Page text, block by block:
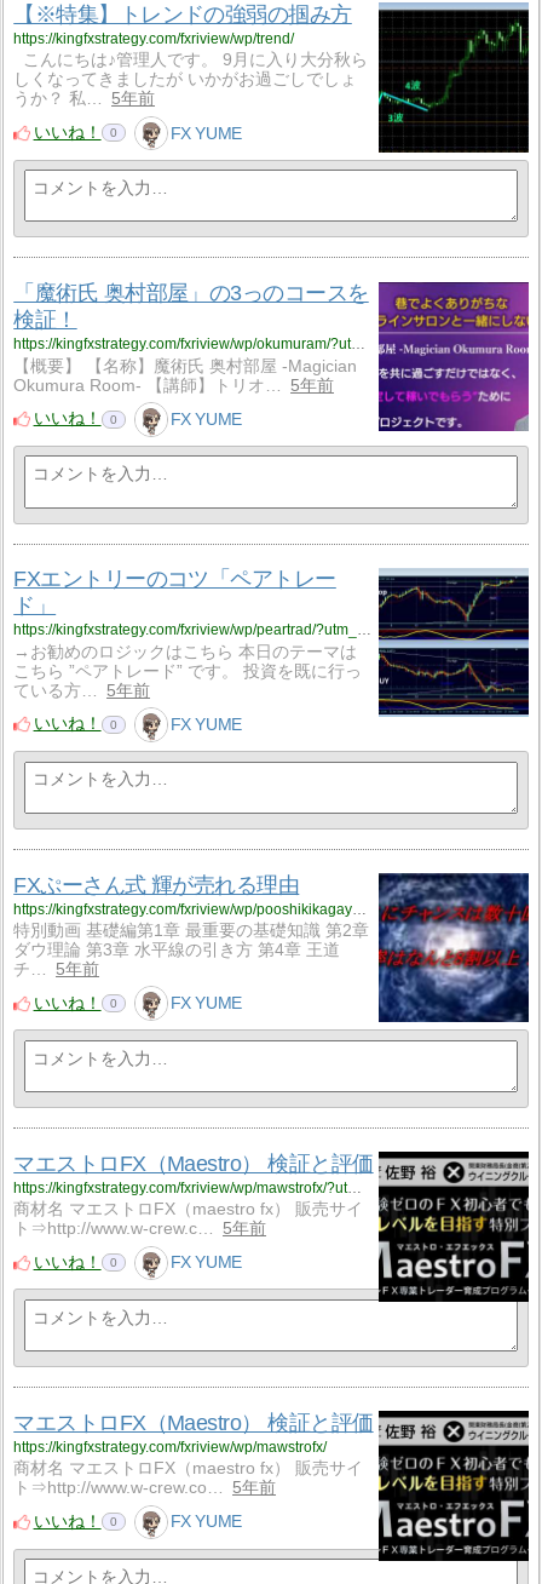
【※特集】トレンドの強弱の掴み方
https://kingfxstrategy.com/fxriview/wp/trend/
こんにちは♪管理人です。 9月に入り大分秋ら
しくなってきましたが いかがお過ごしでしょ
うか？ 私…
5年前
いいね！
0 FX YUME
「魔術氏 奥村部屋」の3っのコースを
検証！
https://kingfxstrategy.com/fxriview/wp/okumuram/?utm_source=rss&utm_medium=rss&utm_campaign=okumuram
【概要】 【名称】魔術氏 奥村部屋 -Magician
Okumura Room- 【講師】トリオ…
5年前
いいね！
0 FX YUME
FXエントリーのコツ「ペアトレー
ド」
https://kingfxstrategy.com/fxriview/wp/peartrad/?utm_source=rss&utm_medium=rss&utm_campaign=peartrad
→お勧めのロジックはこちら 本日のテーマは
こちら ”ペアトレード” です。 投資を既に行っ
ている方…
5年前
いいね！
0 FX YUME
FXぷーさん式 輝が売れる理由
特別動画 基礎編第1章 最重要の基礎知識 第2章
ダウ理論 第3章 水平線の引き方 第4章 王道
チ…
5年前
いいね！
0 FX YUME
マエストロFX（Maestro） 検証と評価
https://kingfxstrategy.com/fxriview/wp/mawstrofx/?utm_source=rss&utm_medium=rss&utm_campaign=mawstrofx
商材名 マエストロFX（maestro fx） 販売サイ
ト⇒http://www.w-crew.c…
5年前
いいね！
0 FX YUME
マエストロFX（Maestro） 検証と評価
https://kingfxstrategy.com/fxriview/wp/mawstrofx/
商材名 マエストロFX（maestro fx） 販売サイ
ト⇒http://www.w-crew.co…
5年前
いいね！
0 FX YUME